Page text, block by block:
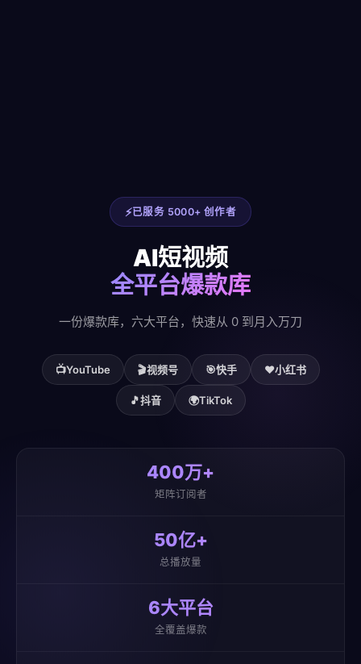
已服务 5000+ 创作者
AI短视频
全平台爆款库
一份爆款库，六大平台，快速从 0 到月入万刀
📺YouTube 🎬视频号 🎯快手 ❤️小红书
🎵抖音 🌍TikTok
400万+
矩阵订阅者
50亿+
总播放量
6大平台
全覆盖爆款